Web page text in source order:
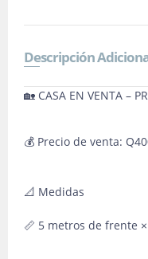
Descripción
🏡 CASA EN VENTA –
💰 Precio de venta:
📐 Medidas
📏 5 metros de frente